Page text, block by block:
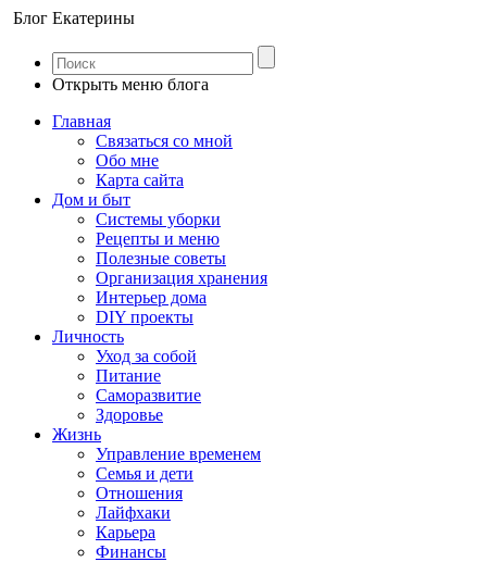
Блог Екатерины
Открыть меню блога
Главная
Связаться со мной
Обо мне
Карта сайта
Дом и быт
Системы уборки
Рецепты и меню
Полезные советы
Организация хранения
Интерьер дома
DIY проекты
Личность
Уход за собой
Питание
Саморазвитие
Здоровье
Жизнь
Управление временем
Семья и дети
Отношения
Лайфхаки
Карьера
Финансы